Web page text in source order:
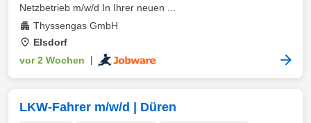
Netzbetrieb m/w/d In Ihrer neuen ...
Thyssengas GmbH
Elsdorf
vor 2 Wochen
LKW-Fahrer m/w/d | Düren